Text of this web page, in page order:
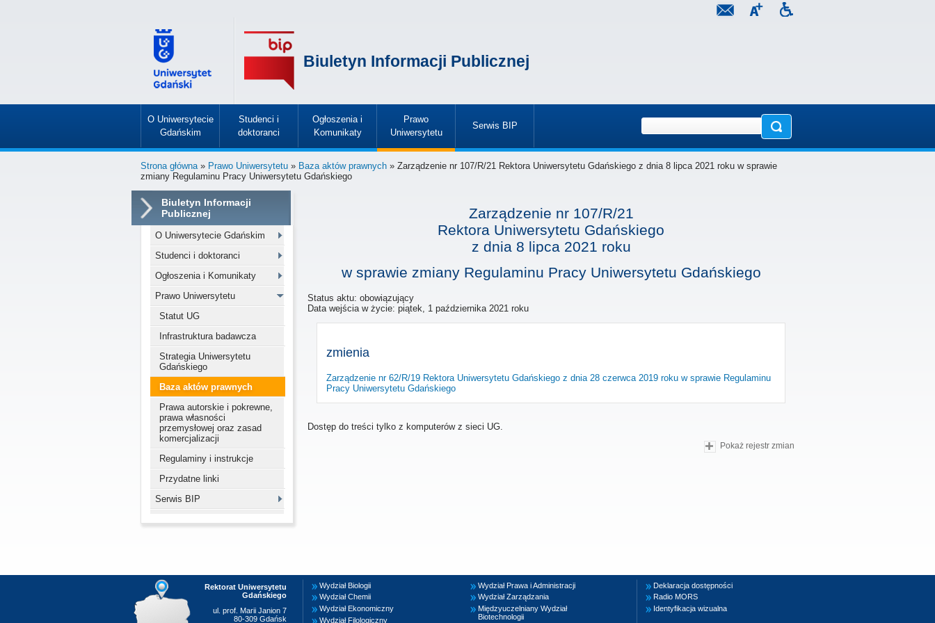
Biuletyn Informacji Publicznej
O Uniwersytecie
Gdańskim
»
Studenci i
doktoranci
»
Ogłoszenia i
Komunikaty
»
Prawo
Uniwersytetu
»
Serwis BIP
»
Strona główna» Prawo Uniwersytetu » Baza aktów prawnych » Zarządzenie nr 107/R/21 Rektora Uniwersytetu Gdańskiego z dnia 8 lipca 2021 roku w sprawie
zmiany Regulaminu Pracy Uniwersytetu Gdańskiego
Biuletyn Informacji
Publicznej
O Uniwersytecie Gdańskim
Studenci i doktoranci
Ogłoszenia i Komunikaty
Prawo Uniwersytetu
Statut UG
Infrastruktura badawcza
Strategia Uniwersytetu
Gdańskiego
Baza aktów prawnych
Prawa autorskie i pokrewne,
prawa własności
przemysłowej oraz zasad
komercjalizacji
Regulaminy i instrukcje
Przydatne linki
Serwis BIP
Zarządzenie nr 107/R/21
Rektora Uniwersytetu Gdańskiego
z dnia 8 lipca 2021 roku
w sprawie zmiany Regulaminu Pracy Uniwersytetu Gdańskiego
Status aktu: obowiązujący
Data wejścia w życie: piątek, 1 października 2021 roku
zmienia
Zarządzenie nr 62/R/19 Rektora Uniwersytetu Gdańskiego z dnia 28 czerwca 2019 roku w sprawie Regulaminu
Pracy Uniwersytetu Gdańskiego
Dostęp do treści tylko z komputerów z sieci UG.
Pokaż rejestr zmian
Rektorat Uniwersytetu
Gdańskiego
ul. prof. Marii Janion 7
80-309 Gdańsk
Wydział Biologii
Wydział Chemii
Wydział Ekonomiczny
Wydział Filologiczny
Wydział Prawa i Administracji
Wydział Zarządzania
Międzyuczelniany Wydział
Biotechnologii
Deklaracja dostępności
Radio MORS
Identyfikacja wizualna